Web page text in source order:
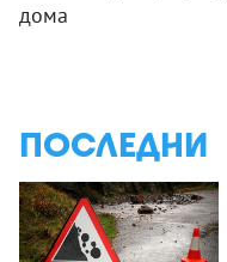
дома
ПОСЛЕДНИ